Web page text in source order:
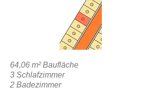
64,06 m² Baufläche
3 Schlafzimmer
2 Badezimmer